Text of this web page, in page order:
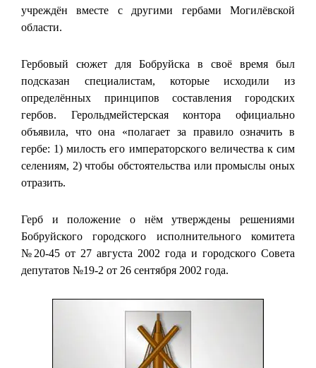
учреждён вместе с другими гербами Могилёвской
области.
Гербовый сюжет для Бобруйска в своё время был
подсказан специалистам, которые исходили из
определённых принципов составления городских
гербов. Герольдмейстерская контора официально
объявила, что она «полагает за правило означить в
гербе: 1) милость его императорского величества к сим
селениям, 2) чтобы обстоятельства или промыслы оных
отразить.
Герб и положение о нём утверждены решениями
Бобруйского городского исполнительного комитета
№20-45 от 27 августа 2002 года и городского Совета
депутатов №19-2 от 26 сентября 2002 года.